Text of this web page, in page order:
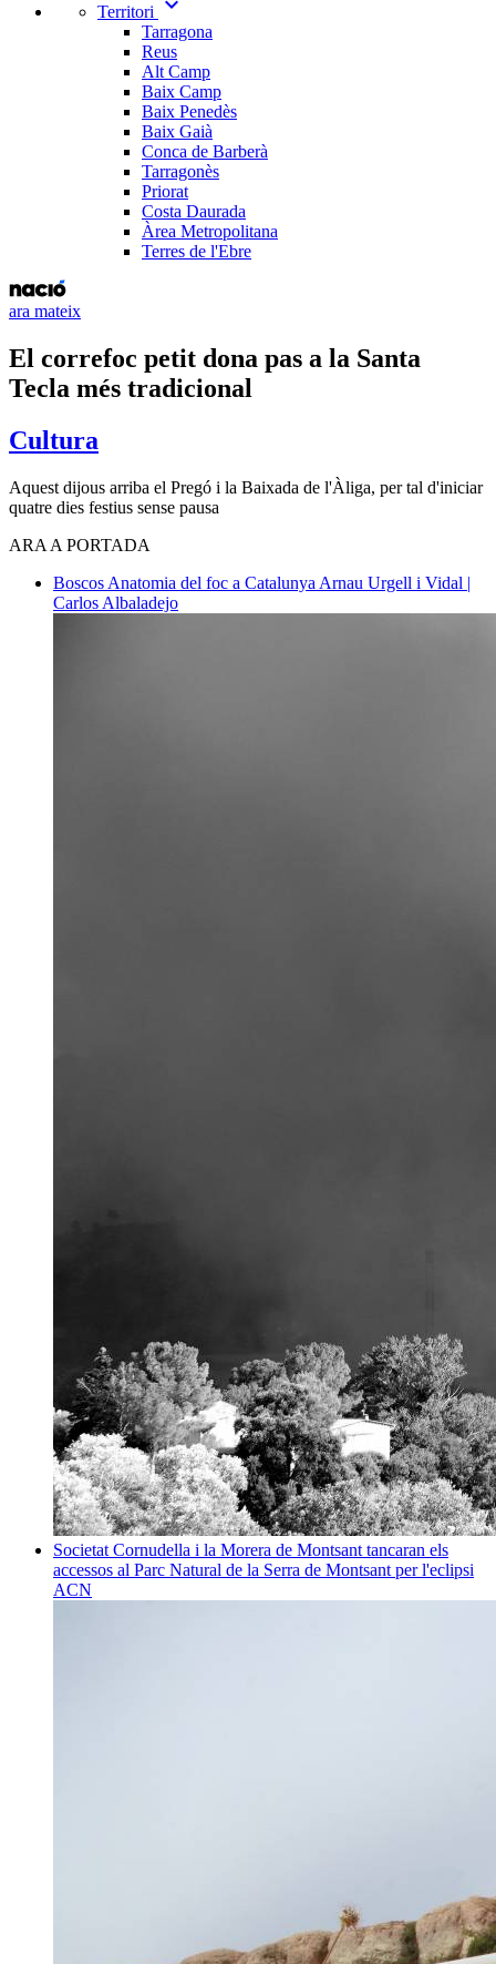
Territori
Tarragona
Reus
Alt Camp
Baix Camp
Baix Penedès
Baix Gaià
Conca de Barberà
Tarragonès
Priorat
Costa Daurada
Àrea Metropolitana
Terres de l'Ebre
ara mateix
El correfoc petit dona pas a la Santa
Tecla més tradicional
Cultura
Aquest dijous arriba el Pregó i la Baixada de l'Àliga, per tal d'iniciar
quatre dies festius sense pausa
ARA A PORTADA
Boscos Anatomia del foc a Catalunya Arnau Urgell i Vidal |
Carlos Albaladejo
Societat Cornudella i la Morera de Montsant tancaran els
accessos al Parc Natural de la Serra de Montsant per l'eclipsi
ACN